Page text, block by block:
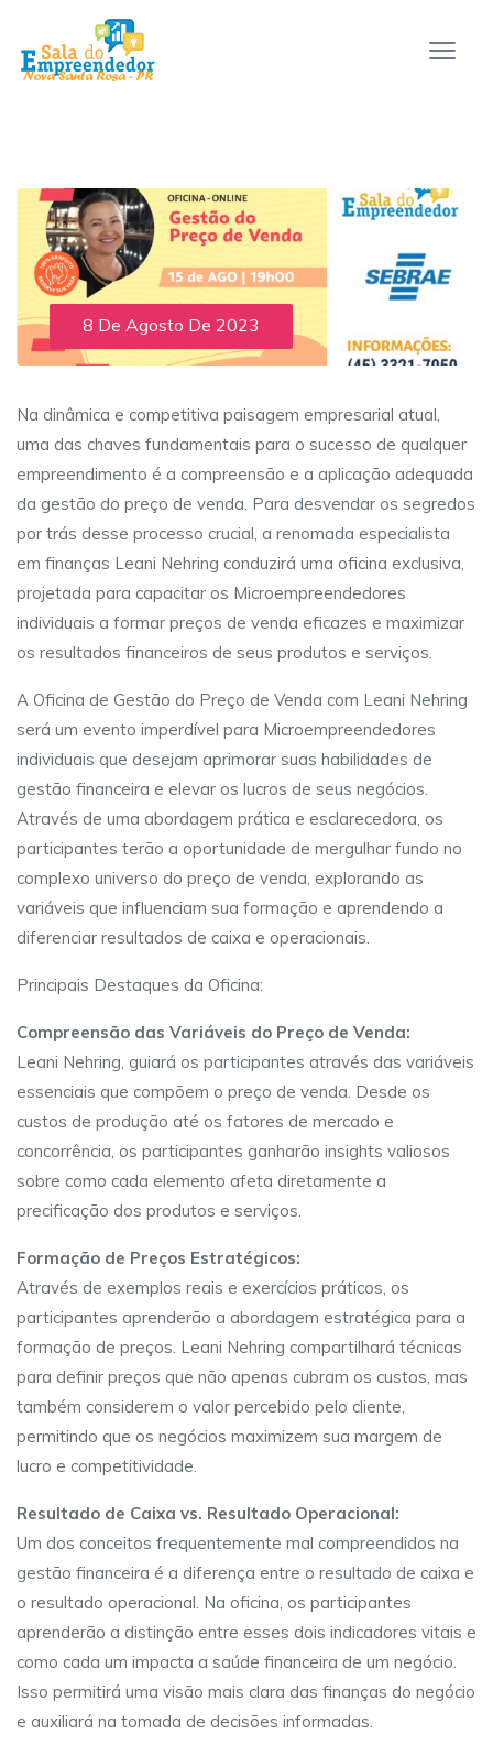
8 De Agosto De 2023
Na dinâmica e competitiva paisagem empresarial atual,
uma das chaves fundamentais para o sucesso de qualquer
empreendimento é a compreensão e a aplicação adequada
da gestão do preço de venda. Para desvendar os segredos
por trás desse processo crucial, a renomada especialista
em finanças Leani Nehring conduzirá uma oficina exclusiva,
projetada para capacitar os Microempreendedores
individuais a formar preços de venda eficazes e maximizar
os resultados financeiros de seus produtos e serviços.
A Oficina de Gestão do Preço de Venda com Leani Nehring
será um evento imperdível para Microempreendedores
individuais que desejam aprimorar suas habilidades de
gestão financeira e elevar os lucros de seus negócios.
Através de uma abordagem prática e esclarecedora, os
participantes terão a oportunidade de mergulhar fundo no
complexo universo do preço de venda, explorando as
variáveis que influenciam sua formação e aprendendo a
diferenciar resultados de caixa e operacionais.
Principais Destaques da Oficina:
Compreensão das Variáveis do Preço de Venda:
Leani Nehring, guiará os participantes através das variáveis
essenciais que compõem o preço de venda. Desde os
custos de produção até os fatores de mercado e
concorrência, os participantes ganharão insights valiosos
sobre como cada elemento afeta diretamente a
precificação dos produtos e serviços.
Formação de Preços Estratégicos:
Através de exemplos reais e exercícios práticos, os
participantes aprenderão a abordagem estratégica para a
formação de preços. Leani Nehring compartilhará técnicas
para definir preços que não apenas cubram os custos, mas
também considerem o valor percebido pelo cliente,
permitindo que os negócios maximizem sua margem de
lucro e competitividade.
Resultado de Caixa vs. Resultado Operacional:
Um dos conceitos frequentemente mal compreendidos na
gestão financeira é a diferença entre o resultado de caixa e
o resultado operacional. Na oficina, os participantes
aprenderão a distinção entre esses dois indicadores vitais e
como cada um impacta a saúde financeira de um negócio.
Isso permitirá uma visão mais clara das finanças do negócio
e auxiliará na tomada de decisões informadas.